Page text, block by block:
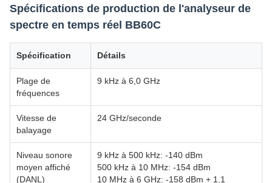
Spécifications de production de l'analyseur de
spectre en temps réel BB60C
Spécification Détails
Plage de
fréquences
9 kHz à 6,0 GHz
Vitesse de
balayage
24 GHz/seconde
Niveau sonore
moyen affiché
(DANL)
9 kHz à 500 kHz: -140 dBm
500 kHz à 10 MHz: -154 dBm
10 MHz à 6 GHz: -158 dBm + 1,1